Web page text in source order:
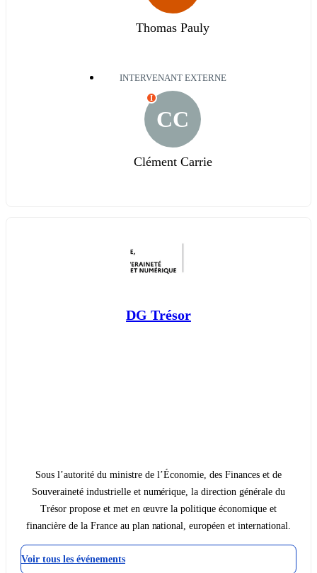
Thomas Pauly
INTERVENANT EXTERNE
CC
I
Clément Carrie
DG Trésor
Sous l’autorité du ministre de l’Économie, des Finances et de
Souveraineté industrielle et numérique, la direction générale du
Trésor propose et met en œuvre la politique économique et
financière de la France au plan national, européen et international.
Voir tous les événements